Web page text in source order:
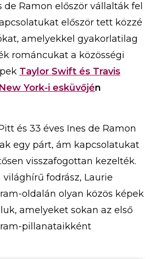
de Ramon először vállalták fel
először tett közzé
amelyekkel gyakorlatilag
románcukat a közösségi
Taylor Swift és Travis
York-i esküvőjén
és 33 éves Ines de Ramon
egy párt, ám kapcsolatukat
visszafogottan kezelték.
világhírű fodrász, Laurie
oldalán olyan közös képek
amelyeket sokan az első
pillanataikként